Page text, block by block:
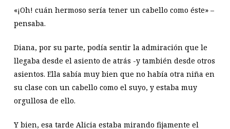
«¡Oh! cuán hermoso sería tener un cabello como éste» –
pensaba.
Diana, por su parte, podía sentir la admiración que le
llegaba desde el asiento de atrás -y también desde otros
asientos. Ella sabía muy bien que no había otra niña en
su clase con un cabello como el suyo, y estaba muy
orgullosa de ello.
Y bien, esa tarde Alicia estaba mirando fijamente el